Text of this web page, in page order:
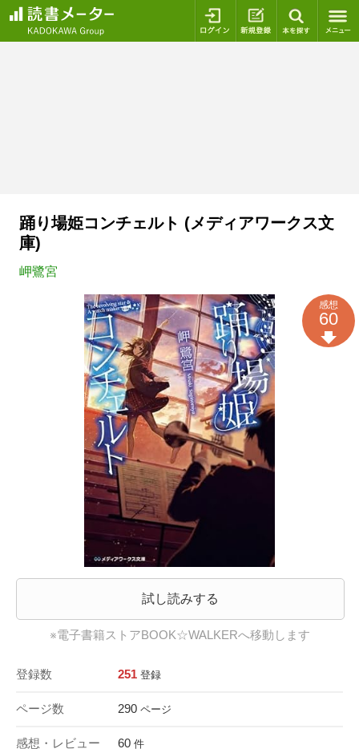
ログイン 新規登録
踊り場姫コンチェルト (メディアワークス文
庫)
岬鷺宮
試し読みする
※電子書籍ストアBOOK☆WALKERへ移動します
登録数 251 登録
ページ数 290 ページ
感想・レビュー 60 件
感想
60